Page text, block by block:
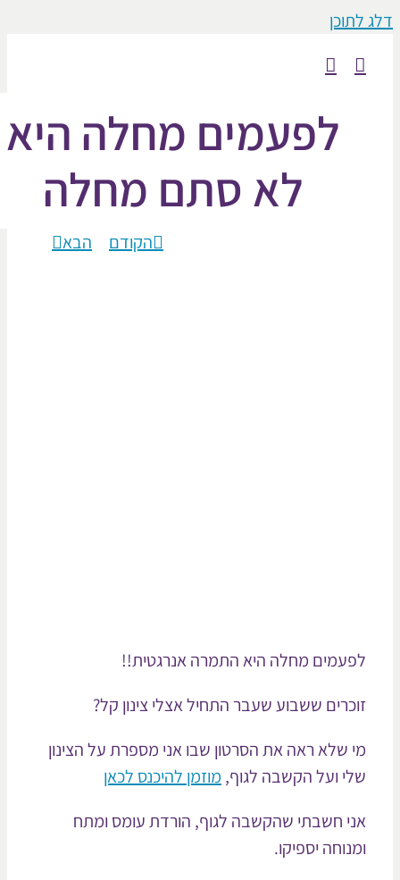
לפעמים מחלה היא
לא סתם מחלה
הקודם הבא
מחלה היא התמרה אנרגטית!!
ששבוע שעבר התחיל אצלי צינון קל?
שלא ראה את הסרטון שבו אני מספרת על הצינון
ועל הקשבה לגוף,מוזמן להיכנס לכאן
חשבתי שהקשבה לגוף, הורדת עומס ומתח
יספיקו.